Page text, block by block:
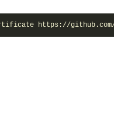
https://github.com/